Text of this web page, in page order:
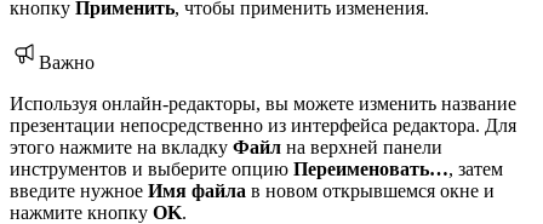
кнопку Применить, чтобы применить изменения.
Важно
Используя онлайн-редакторы, вы можете изменить название
презентации непосредственно из интерфейса редактора. Для
этого нажмите на вкладку Файл на верхней панели
инструментов и выберите опцию Переименовать…, затем
введите нужное Имя файла в новом открывшемся окне и
нажмите кнопку OK.